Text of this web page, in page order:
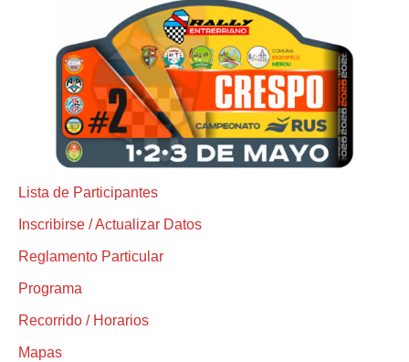
Lista de Participantes
Inscribirse / Actualizar Datos
Reglamento Particular
Programa
Recorrido / Horarios
Mapas